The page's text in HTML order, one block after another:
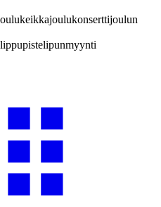
joulukonserttijoulun
lippupistelipunmyynti